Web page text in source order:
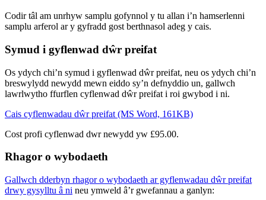
Codir tâl am unrhyw samplu gofynnol y tu allan i’n hamserlenni
samplu arferol ar y gyfradd gost berthnasol adeg y cais.
Symud i gyflenwad dŵr preifat
Os ydych chi’n symud i gyflenwad dŵr preifat, neu os ydych chi’n
breswylydd newydd mewn eiddo sy’n defnyddio un, gallwch
lawrlwytho ffurflen cyflenwad dŵr preifat i roi gwybod i ni.
Cais cyflenwadau dŵr preifat (MS Word, 161KB)
Cost profi cyflenwad dwr newydd yw £95.00.
Rhagor o wybodaeth
Gallwch dderbyn rhagor o wybodaeth ar gyflenwadau dŵr preifat
drwy gysylltu â ni neu ymweld â’r gwefannau a ganlyn: